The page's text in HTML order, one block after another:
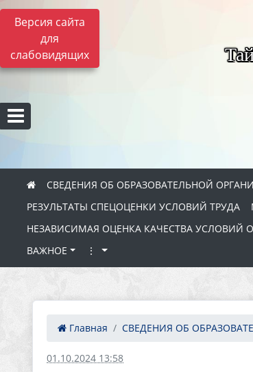
Версия сайта
для
слабовидящих
СВЕДЕНИЯ ОБ ОБРАЗОВАТЕЛЬНОЙ
РЕЗУЛЬТАТЫ СПЕЦОЦЕНКИ УСЛОВИЙ ТРУДА
НЕЗАВИСИМАЯ ОЦЕНКА КАЧЕСТВА УСЛОВИЙ
ВАЖНОЕ
⋮
Главная СВЕДЕНИЯ ОБ
01.10.2024 13:58